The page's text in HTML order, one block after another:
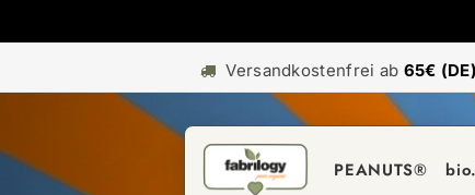
Versandkostenfrei ab 65€ (DE)
PEANUTS®